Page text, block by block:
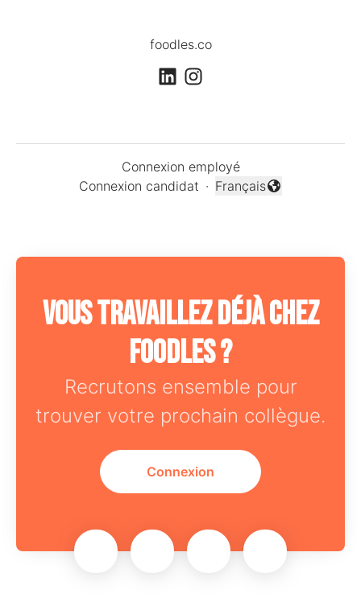
foodles.co
Connexion employé
Connexion candidat ·
Changer la langue
Français
Vous travaillez déjà chez
Foodles ?
Recrutons ensemble pour
trouver votre prochain collègue.
Connexion